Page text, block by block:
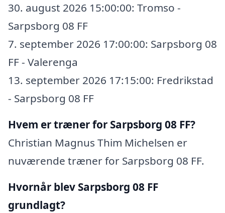
30. august 2026 15:00:00: Tromso -
Sarpsborg 08 FF
7. september 2026 17:00:00: Sarpsborg 08
FF - Valerenga
13. september 2026 17:15:00: Fredrikstad
- Sarpsborg 08 FF
Hvem er træner for Sarpsborg 08 FF?
Christian Magnus Thim Michelsen er
nuværende træner for Sarpsborg 08 FF.
Hvornår blev Sarpsborg 08 FF
grundlagt?